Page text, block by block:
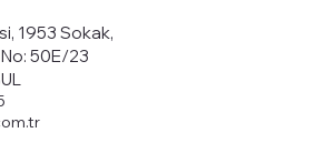
1953 Sokak,
No: 50E/23